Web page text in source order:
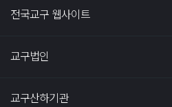
전국교구 웹사이트
교구법인
교구산하기관